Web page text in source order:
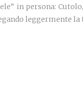
in persona:
leggermente la